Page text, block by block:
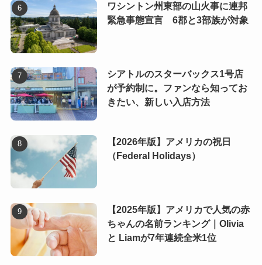
ワシントン州東部の山火事に連邦
緊急事態宣言 6郡と3部族が対象
シアトルのスターバックス1号店
が予約制に。ファンなら知ってお
きたい、新しい入店方法
【2026年版】アメリカの祝日
（Federal Holidays）
【2025年版】アメリカで人気の赤
ちゃんの名前ランキング｜Olivia
と Liamが7年連続全米1位